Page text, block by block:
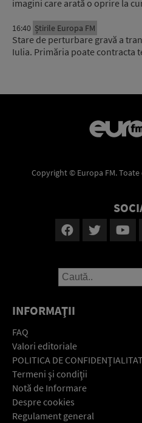
imagini care arată o oprire la
16:40 Știrile Europa FM
Stare de perturbare gravă a
Iulia. Primăria poate
Copyright © Europa FM.
INFORMAŢII
FAQ
Valori editoriale
POLITICA DE
Termeni şi condiţii
Notă de Informare
Despre cookies
Regulament general